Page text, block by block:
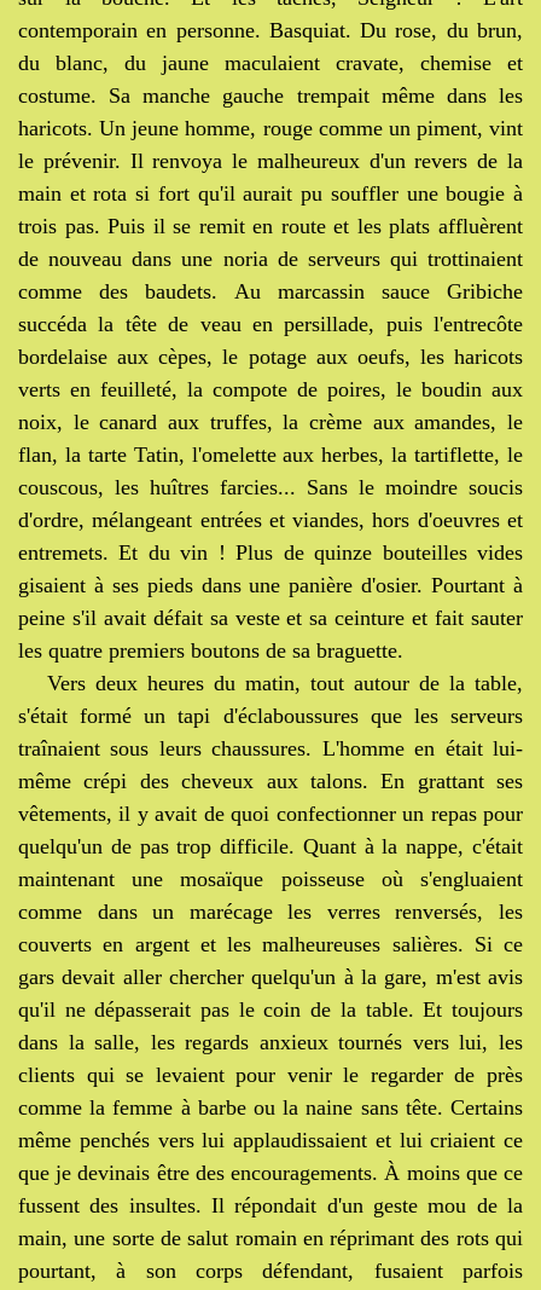
contemporain en personne. Basquiat. Du rose, du brun,
du blanc, du jaune maculaient cravate, chemise et
costume. Sa manche gauche trempait même dans les
haricots. Un jeune homme, rouge comme un piment, vint
le prévenir. Il renvoya le malheureux d'un revers de la
main et rota si fort qu'il aurait pu souffler une bougie à
trois pas. Puis il se remit en route et les plats affluèrent
de nouveau dans une noria de serveurs qui trottinaient
comme des baudets. Au marcassin sauce Gribiche
succéda la tête de veau en persillade, puis l'entrecôte
bordelaise aux cèpes, le potage aux oeufs, les haricots
verts en feuilleté, la compote de poires, le boudin aux
noix, le canard aux truffes, la crème aux amandes, le
flan, la tarte Tatin, l'omelette aux herbes, la tartiflette, le
couscous, les huîtres farcies... Sans le moindre soucis
d'ordre, mélangeant entrées et viandes, hors d'oeuvres et
entremets. Et du vin ! Plus de quinze bouteilles vides
gisaient à ses pieds dans une panière d'osier. Pourtant à
peine s'il avait défait sa veste et sa ceinture et fait sauter
les quatre premiers boutons de sa braguette.
Vers deux heures du matin, tout autour de la table,
s'était formé un tapi d'éclaboussures que les serveurs
traînaient sous leurs chaussures. L'homme en était lui-
même crépi des cheveux aux talons. En grattant ses
vêtements, il y avait de quoi confectionner un repas pour
quelqu'un de pas trop difficile. Quant à la nappe, c'était
maintenant une mosaïque poisseuse où s'engluaient
comme dans un marécage les verres renversés, les
couverts en argent et les malheureuses salières. Si ce
gars devait aller chercher quelqu'un à la gare, m'est avis
qu'il ne dépasserait pas le coin de la table. Et toujours
dans la salle, les regards anxieux tournés vers lui, les
clients qui se levaient pour venir le regarder de près
comme la femme à barbe ou la naine sans tête. Certains
même penchés vers lui applaudissaient et lui criaient ce
que je devinais être des encouragements. À moins que ce
fussent des insultes. Il répondait d'un geste mou de la
main, une sorte de salut romain en réprimant des rots qui
pourtant, à son corps défendant, fusaient parfois